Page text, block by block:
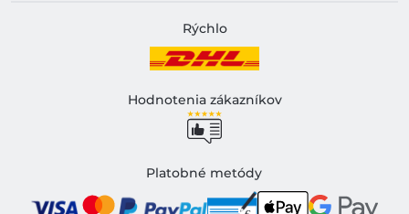
Rýchlo
Hodnotenia zákazníkov
Platobné metódy